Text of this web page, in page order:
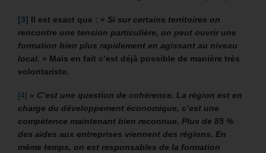
[3] Il est exact que : « Si sur certains territoires on
rencontre une tension particulière, on peut ouvrir une
formation bien plus rapidement en agissant au niveau
local. » Mais en fait c’est déjà possible de manière très
volontariste.
[4] « C’est une question de cohérence. La région est en
charge du développement économique, c’est une
compétence maintenant bien reconnue. Plus de 85 %
des aides aux entreprises viennent des régions. En
même temps, on est responsables de la formation